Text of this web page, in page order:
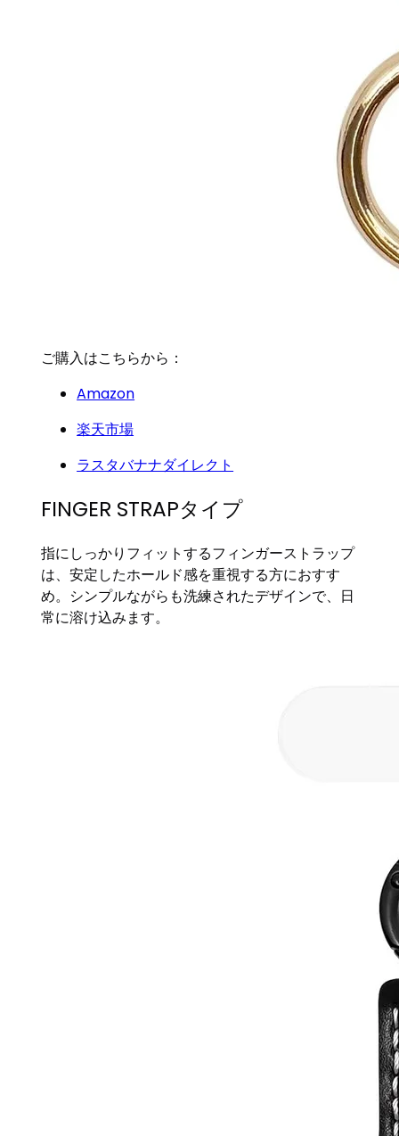
ご購入はこちらから：
Amazon
楽天市場
ラスタバナナダイレクト
FINGER STRAPタイプ
指にしっかりフィットするフィンガーストラップ
は、安定したホールド感を重視する方におすす
め。シンプルながらも洗練されたデザインで、日
常に溶け込みます。